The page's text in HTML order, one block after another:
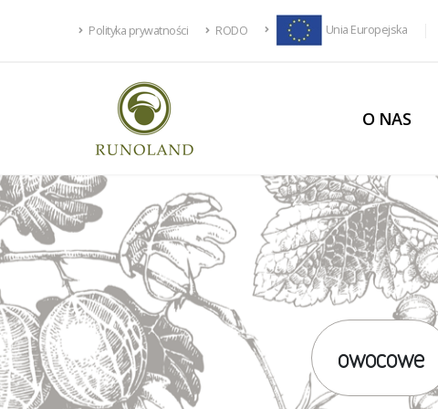
Polityka prywatności RODO Unia Europejska
O NAS
owocowe